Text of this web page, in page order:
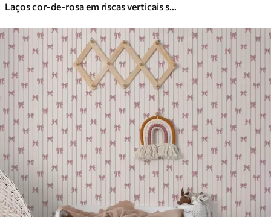
Vinil Premium
65.0039.00€/m²
Laços cor-de-rosa em riscas verticais sobre um fundo claro